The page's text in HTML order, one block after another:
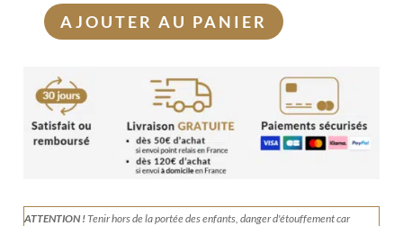
quantité
Pendentif
Arbre
de
vie
AJOUTER AU PANIER
ATTENTION !Tenirhors de la portée des enfants, danger d'étouffement car